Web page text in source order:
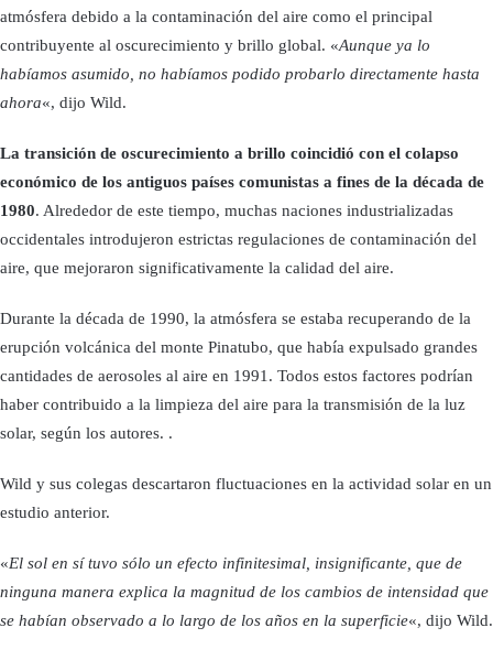
atmósfera debido a la contaminación del aire como el principal
contribuyente al oscurecimiento y brillo global. «Aunque ya lo
habíamos asumido, no habíamos podido probarlo directamente hasta
ahora«, dijo Wild.
La transición de oscurecimiento a brillo coincidió con el colapso
económico de los antiguos países comunistas a fines de la década de
1980. Alrededor de este tiempo, muchas naciones industrializadas
occidentales introdujeron estrictas regulaciones de contaminación del
aire, que mejoraron significativamente la calidad del aire.
Durante la década de 1990, la atmósfera se estaba recuperando de la
erupción volcánica del monte Pinatubo, que había expulsado grandes
cantidades de aerosoles al aire en 1991. Todos estos factores podrían
haber contribuido a la limpieza del aire para la transmisión de la luz
solar, según los autores. .
Wild y sus colegas descartaron fluctuaciones en la actividad solar en un
estudio anterior.
«El sol en sí tuvo sólo un efecto infinitesimal, insignificante, que de
ninguna manera explica la magnitud de los cambios de intensidad que
se habían observado a lo largo de los años en la superficie«, dijo Wild.